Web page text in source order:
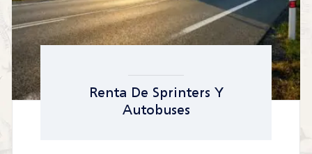
Renta De Sprinters Y
Autobuses